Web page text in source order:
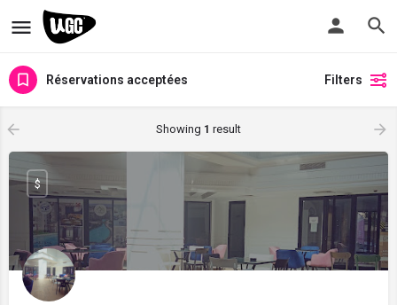
Réservations acceptées Filters
Showing 1 result
$